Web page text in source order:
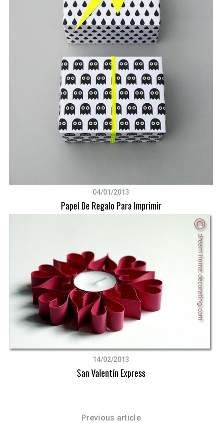
04/01/2013
Papel De Regalo Para Imprimir
14/02/2013
San Valentín Express
Previous article